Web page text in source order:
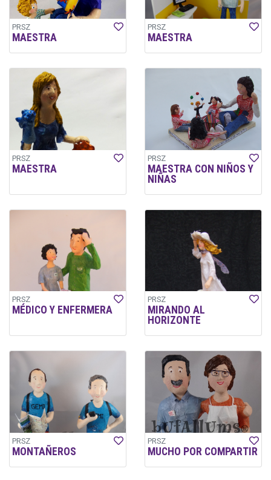
PRSZ
MAESTRA
PRSZ
MAESTRA
PRSZ
MAESTRA
PRSZ
MAESTRA CON NIÑOS Y
NIÑAS
PRSZ
MÉDICO Y ENFERMERA
PRSZ
MIRANDO AL
HORIZONTE
PRSZ
MONTAÑEROS
PRSZ
MUCHO POR COMPARTIR